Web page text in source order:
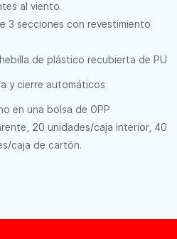
al viento.
3 secciones con revestimiento
de plástico recubierta de PU
y cierre automáticos
en una bolsa de OPP
20 unidades/caja interior, 40
caja de cartón.